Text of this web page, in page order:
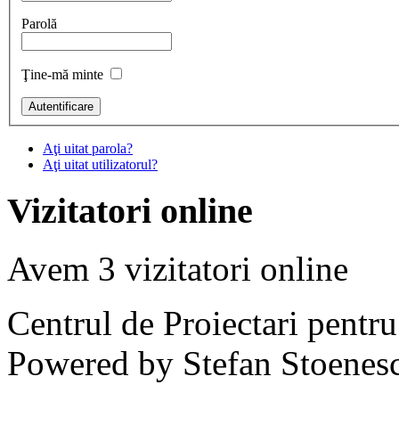
Parolă
Ţine-mă minte
Aţi uitat parola?
Aţi uitat utilizatorul?
Vizitatori online
Avem 3 vizitatori online
Centrul de Proiectari
Powered by Stefan